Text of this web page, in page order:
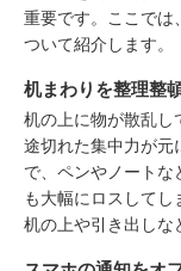
重要です。ここでは
ついて紹介します。
机まわりを整理整
机の上に物が散乱し
途切れた集中力が元
で、ペンやノートな
も大幅にロスしてし
机の上や引き出しな